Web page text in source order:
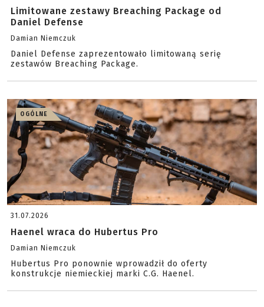
Limitowane zestawy Breaching Package od
Daniel Defense
Damian Niemczuk
Daniel Defense zaprezentowało limitowaną serię
zestawów Breaching Package.
OGÓLNE
31.07.2026
Haenel wraca do Hubertus Pro
Damian Niemczuk
Hubertus Pro ponownie wprowadził do oferty
konstrukcje niemieckiej marki C.G. Haenel.